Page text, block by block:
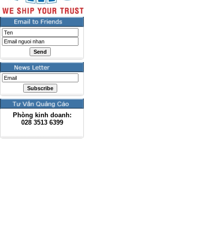
Phòng kinh doanh:
028 3513 6399